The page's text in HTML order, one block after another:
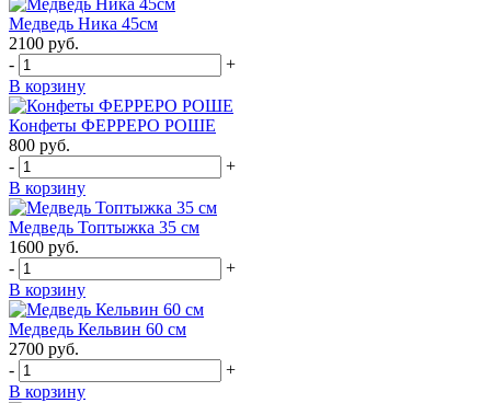
Медведь Ника 45см
2100 руб.
-
+
В корзину
Конфеты ФЕРРЕРО РОШЕ
800 руб.
-
+
В корзину
Медведь Топтыжка 35 см
1600 руб.
-
+
В корзину
Медведь Кельвин 60 см
2700 руб.
-
+
В корзину